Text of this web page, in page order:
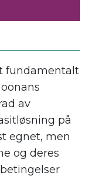
fundamentalt
av
på
egnet, men
og deres